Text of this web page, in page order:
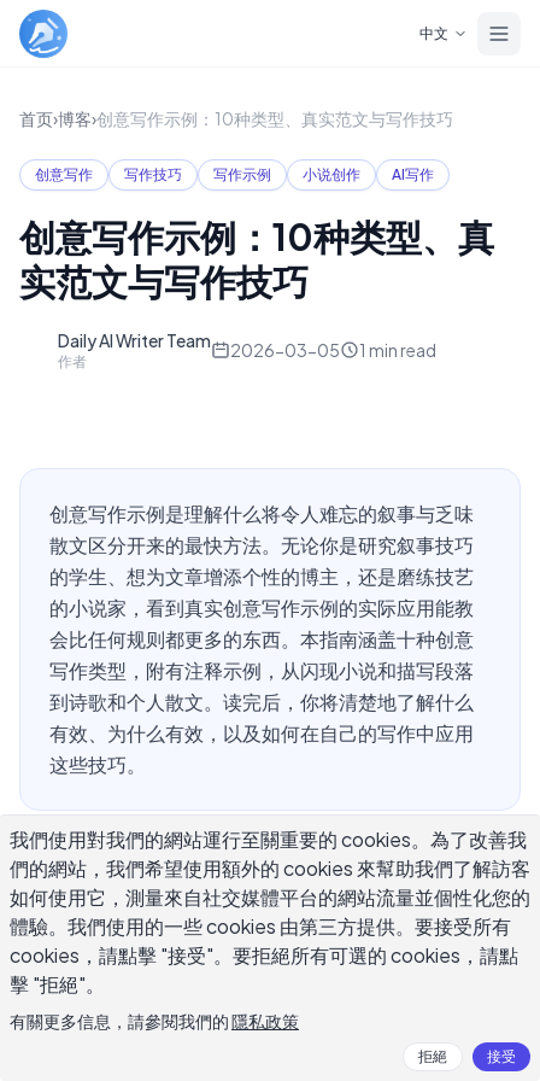
中文
首页›博客›创意写作示例：10种类型、真实范文与写作技巧
创意写作 写作技巧 写作示例 小说创作 AI写作
创意写作示例：10种类型、真
实范文与写作技巧
Daily AI Writer Team
作者
2026-03-05 1 min read
创意写作示例是理解什么将令人难忘的叙事与乏味
散文区分开来的最快方法。无论你是研究叙事技巧
的学生、想为文章增添个性的博主，还是磨练技艺
的小说家，看到真实创意写作示例的实际应用能教
会比任何规则都更多的东西。本指南涵盖十种创意
写作类型，附有注释示例，从闪现小说和描写段落
到诗歌和个人散文。读完后，你将清楚地了解什么
有效、为什么有效，以及如何在自己的写作中应用
这些技巧。
什么是创意写作示例？
创意写作是指任何想象力、个人风格和写作技艺处于中心地
位的写作形式。与商务或学术写作不同，创意写作优先考虑
故事、情感和读者体验，而不是严格的信息传达。创意写作
示例的范围广泛：两句话的恐怖故事算数，一部1000页的
小说也算数。将它们统一在一起的是对语言的深思熟虑运
我們使用對我們的網站運行至關重要的 cookies。為了改善我
們的網站，我們希望使用額外的 cookies 來幫助我們了解訪客
如何使用它，測量來自社交媒體平台的網站流量並個性化您的
體驗。我們使用的一些 cookies 由第三方提供。要接受所有
cookies，請點擊 "接受"。要拒絕所有可選的 cookies，請點
擊 "拒絕"。
有關更多信息，請參閱我們的隱私政策
拒絕 接受